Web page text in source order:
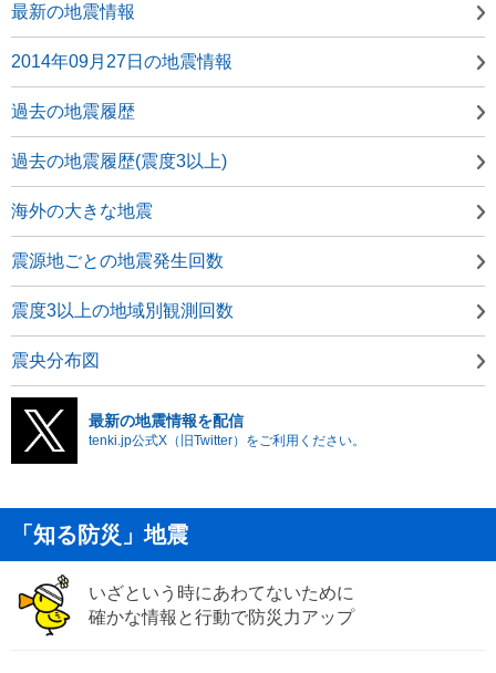
最新の地震情報
2014年09月27日の地震情報
過去の地震履歴
過去の地震履歴(震度3以上)
海外の大きな地震
震源地ごとの地震発生回数
震度3以上の地域別観測回数
震央分布図
最新の地震情報を配信
tenki.jp公式X（旧Twitter）をご利用ください。
「知る防災」地震
いざという時にあわてないために
確かな情報と行動で防災力アップ